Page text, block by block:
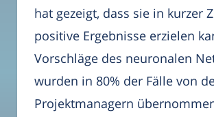
hat gezeigt, dass sie in kurzer
positive Ergebnisse erzielen
Vorschläge des neuronalen
wurden in 80% der Fälle von
Projektmanagern